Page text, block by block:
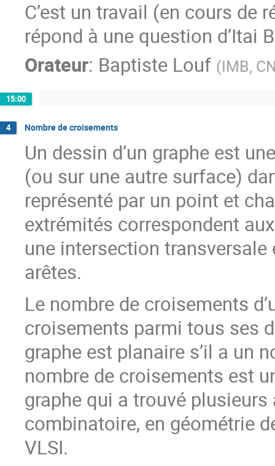
C’est un travail (en cours de
répond à une question d’Itai
Orateur: Baptiste Louf (IMB,
15:00
4 Nombre de croisements
Un dessin d’un graphe est
(ou sur une autre surface)
représenté par un point et
extrémités correspondent
une intersection
arêtes.
Le nombre de croisements
croisements parmi tous ses
graphe est planaire s’il a un
nombre de croisements est
graphe qui a trouvé
combinatoire, en géométrie
VLSI.